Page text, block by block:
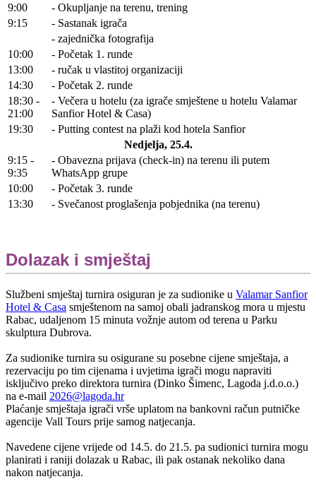
9:00
- Okupljanje na terenu, trening
9:15
- Sastanak igrača
- zajednička fotografija
10:00
- Početak 1. runde
13:00
- ručak u vlastitoj organizaciji
14:30
- Početak 2. runde
18:30 -
21:00
- Večera u hotelu (za igrače smještene u hotelu Valamar
Sanfior Hotel & Casa)
19:30
- Putting contest na plaži kod hotela Sanfior
Nedjelja, 25.4.
9:15 -
9:35
- Obavezna prijava (check-in) na terenu ili putem
WhatsApp grupe
10:00
- Početak 3. runde
13:30
- Svečanost proglašenja pobjednika (na terenu)
Dolazak i smještaj
Službeni smještaj turnira osiguran je za sudionike u Valamar Sanfior
Hotel & Casa smještenom na samoj obali jadranskog mora u mjestu
Rabac, udaljenom 15 minuta vožnje autom od terena u Parku
skulptura Dubrova.
Za sudionike turnira su osigurane su posebne cijene smještaja, a
rezervaciju po tim cijenama i uvjetima igrači mogu napraviti
isključivo preko direktora turnira (Dinko Šimenc, Lagoda j.d.o.o.)
na e-mail 2026@lagoda.hr
Plaćanje smještaja igrači vrše uplatom na bankovni račun putničke
agencije Vall Tours prije samog natjecanja.
Navedene cijene vrijede od 14.5. do 21.5. pa sudionici turnira mogu
planirati i raniji dolazak u Rabac, ili pak ostanak nekoliko dana
nakon natjecanja.